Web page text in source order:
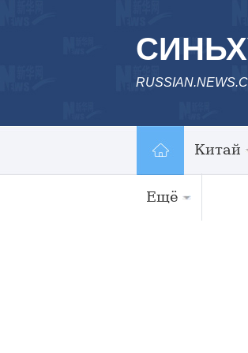
Китай
Ещё